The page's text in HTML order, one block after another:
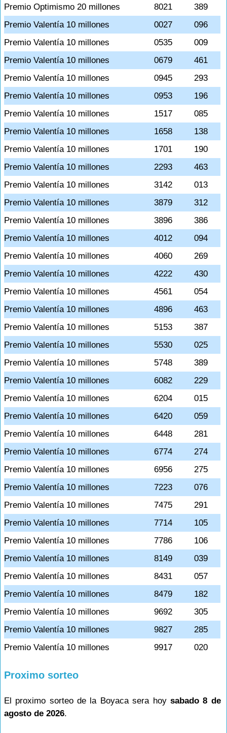
Premio Optimismo 20 millones
8021
389
Premio Valentía 10 millones
0027
096
Premio Valentía 10 millones
0535
009
Premio Valentía 10 millones
0679
461
Premio Valentía 10 millones
0945
293
Premio Valentía 10 millones
0953
196
Premio Valentía 10 millones
1517
085
Premio Valentía 10 millones
1658
138
Premio Valentía 10 millones
1701
190
Premio Valentía 10 millones
2293
463
Premio Valentía 10 millones
3142
013
Premio Valentía 10 millones
3879
312
Premio Valentía 10 millones
3896
386
Premio Valentía 10 millones
4012
094
Premio Valentía 10 millones
4060
269
Premio Valentía 10 millones
4222
430
Premio Valentía 10 millones
4561
054
Premio Valentía 10 millones
4896
463
Premio Valentía 10 millones
5153
387
Premio Valentía 10 millones
5530
025
Premio Valentía 10 millones
5748
389
Premio Valentía 10 millones
6082
229
Premio Valentía 10 millones
6204
015
Premio Valentía 10 millones
6420
059
Premio Valentía 10 millones
6448
281
Premio Valentía 10 millones
6774
274
Premio Valentía 10 millones
6956
275
Premio Valentía 10 millones
7223
076
Premio Valentía 10 millones
7475
291
Premio Valentía 10 millones
7714
105
Premio Valentía 10 millones
7786
106
Premio Valentía 10 millones
8149
039
Premio Valentía 10 millones
8431
057
Premio Valentía 10 millones
8479
182
Premio Valentía 10 millones
9692
305
Premio Valentía 10 millones
9827
285
Premio Valentía 10 millones
9917 020
Proximo sorteo
El proximo sorteo de la Boyaca sera hoy sabado 8 de
agosto de 2026.